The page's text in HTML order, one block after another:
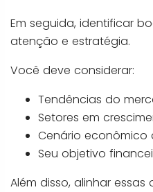
Em seguida, identificar
atenção e estratégia.
Você deve considerar:
Tendências do
Setores em
Cenário econômico
Seu objetivo
Além disso, alinhar